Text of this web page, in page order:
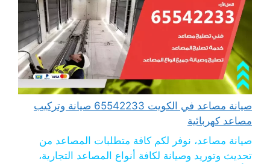
صيانة مصاعد في الكويت 65542233 صيانة وتركيب
مصاعد كهربائية
صيانة مصاعد، نوفر لكم كافة متطلبات المصاعد من
تحديث وتوريد وصيانة لكافة أنواع المصاعد التجارية،